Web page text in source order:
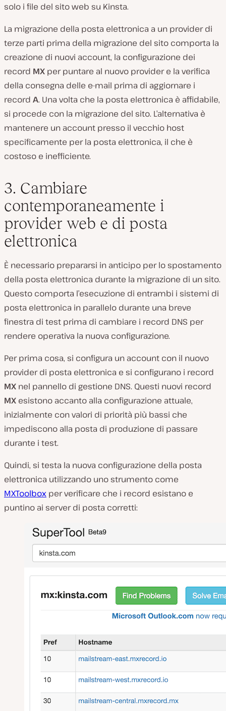
solo i file del sito web su Kinsta.
La migrazione della posta elettronica a un provider di
terze parti prima della migrazione del sito comporta la
creazione di nuovi account, la configurazione dei
record MX per puntare al nuovo provider e la verifica
della consegna delle e-mail prima di aggiornare i
record A. Una volta che la posta elettronica è affidabile,
si procede con la migrazione del sito. L’alternativa è
mantenere un account presso il vecchio host
specificamente per la posta elettronica, il che è
costoso e inefficiente.
3. Cambiare
contemporaneamente i
provider web e di posta
elettronica
È necessario prepararsi in anticipo per lo spostamento
della posta elettronica durante la migrazione di un sito.
Questo comporta l’esecuzione di entrambi i sistemi di
posta elettronica in parallelo durante una breve
finestra di test prima di cambiare i record DNS per
rendere operativa la nuova configurazione.
Per prima cosa, si configura un account con il nuovo
provider di posta elettronica e si configurano i record
MX nel pannello di gestione DNS. Questi nuovi record
MX esistono accanto alla configurazione attuale,
inizialmente con valori di priorità più bassi che
impediscono alla posta di produzione di passare
durante i test.
Quindi, si testa la nuova configurazione della posta
elettronica utilizzando uno strumento come
MXToolbox per verificare che i record esistano e
puntino ai server di posta corretti: